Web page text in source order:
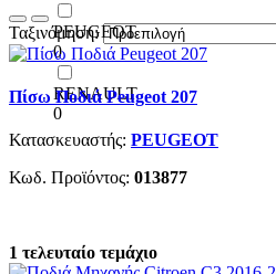
PEUGEOT
0
RENAULT
0
Ταξινόμηση:
Πίσω Ποδιά Peugeot 207
Κατασκευαστής: PEUGEOT
Κωδ. Προϊόντος: 013877
1 τελευταίο τεμάχιο